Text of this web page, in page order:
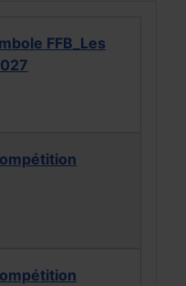
FFB_Les